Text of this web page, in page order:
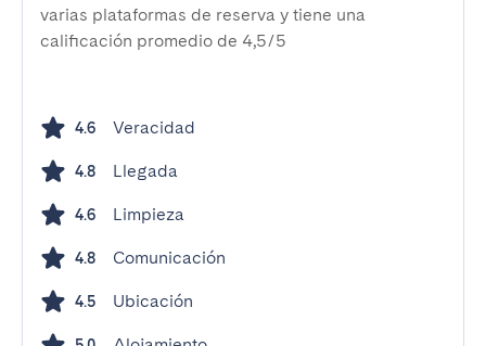
varias plataformas de reserva y tiene una
calificación promedio de 4,5/5
4.6 Veracidad
4.8 Llegada
4.6 Limpieza
4.8 Comunicación
4.5 Ubicación